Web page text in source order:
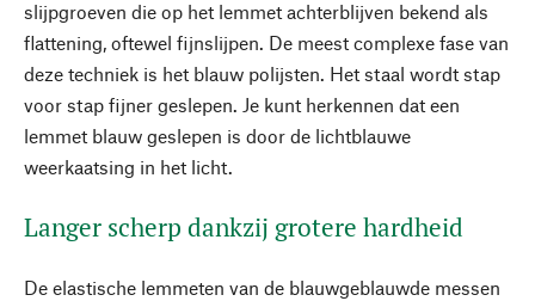
slijpgroeven die op het lemmet achterblijven bekend als
flattening, oftewel fijnslijpen. De meest complexe fase van
deze techniek is het blauw polijsten. Het staal wordt stap
voor stap fijner geslepen. Je kunt herkennen dat een
lemmet blauw geslepen is door de lichtblauwe
weerkaatsing in het licht.
Langer scherp dankzij grotere hardheid
De elastische lemmeten van de blauwgeblauwde messen